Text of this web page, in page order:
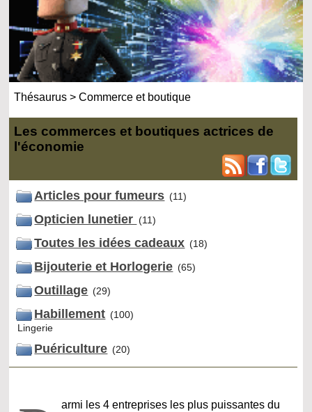
Thésaurus >Commerce et boutique
Les commerces et boutiques actrices de
l'économie
Articles pour fumeurs (11)
Opticien lunetier (11)
Toutes les idées cadeaux (18)
Bijouterie et Horlogerie (65)
Outillage (29)
Habillement (100)
Lingerie
Puériculture (20)
armi les 4 entreprises les plus puissantes du